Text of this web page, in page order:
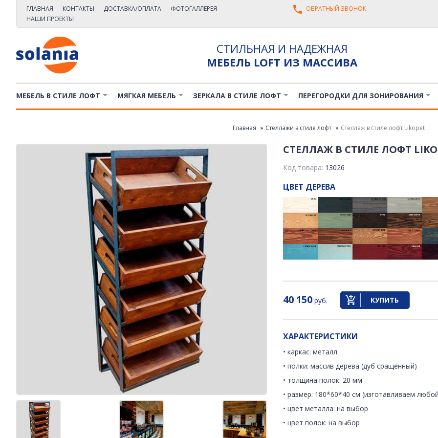
ГЛАВНАЯ КОНТАКТЫ ДОСТАВКА/ОПЛАТА
ФОТОГАЛЛЕРЕЯ
НАШИ ПРОЕКТЫ
ОБРАТНЫЙ ЗВОНОК
СТИЛЬНАЯ И НАДЕЖНАЯ
МЕБЕЛЬ LOFT ИЗ МАССИВА
МЕБЕЛЬ В СТИЛЕ ЛОФТ МЯГКАЯ МЕБЕЛЬ ЗЕРКАЛА В СТИЛЕ ЛОФТ ПЕРЕГОРОДКИ ДЛЯ ЗОНИРОВАНИЯ
Главная Стеллажи в стиле лофт Стеллаж в стиле лофт Likopet
СТЕЛЛАЖ В СТИЛЕ ЛОФТ
Код товара: 13026
ЦВЕТ ДЕРЕВА
40 150 руб. КУПИТЬ
ХАРАКТЕРИСТИКИ
• каркас: металл
• полки: массив дерева (дуб сращенный)
• толщина полок: 20 мм
• размер: 180*60*40 см (изготавливаем
• цвет металла: на выбор
• цвет полок: на выбор